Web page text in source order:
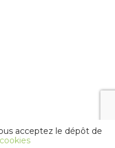
acceptez le dépôt de